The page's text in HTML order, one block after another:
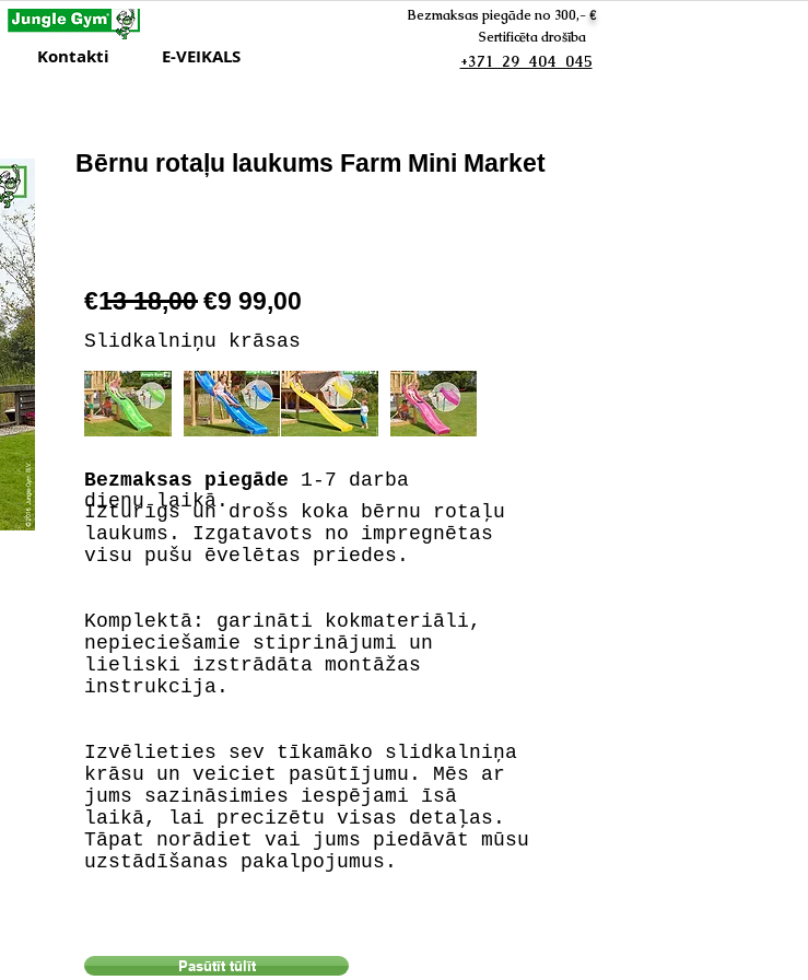
Kontakti E-VEIKALS
Bezmaksas piegāde no 300,- €
Sertificēta drošība
+371 29 404 045
Bērnu rotaļu laukums Farm Mini Market
€13 18,00 €9 99,00
Slidkalniņu krāsas
Bezmaksas piegāde 1-7 darba
dienu laikā.
Izturīgs un drošs koka bērnu rotaļu
laukums. Izgatavots no impregnētas
visu pušu ēvelētas priedes.
Komplektā: garināti kokmateriāli,
nepieciešamie stiprinājumi un
lieliski izstrādāta montāžas
instrukcija.
Izvēlieties sev tīkamāko slidkalniņa
krāsu un veiciet pasūtījumu. Mēs ar
jums sazināsimies iespējami īsā
laikā, lai precizētu visas detaļas.
Tāpat norādiet vai jums piedāvāt mūsu
uzstādīšanas pakalpojumus.
Pasūtīt tūlīt